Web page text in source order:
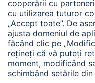
Companie
Istoria companiei
Hama Mondial